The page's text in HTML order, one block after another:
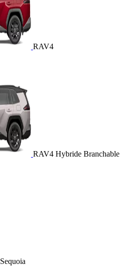
RAV4
RAV4 Hybride Branchable
Sequoia